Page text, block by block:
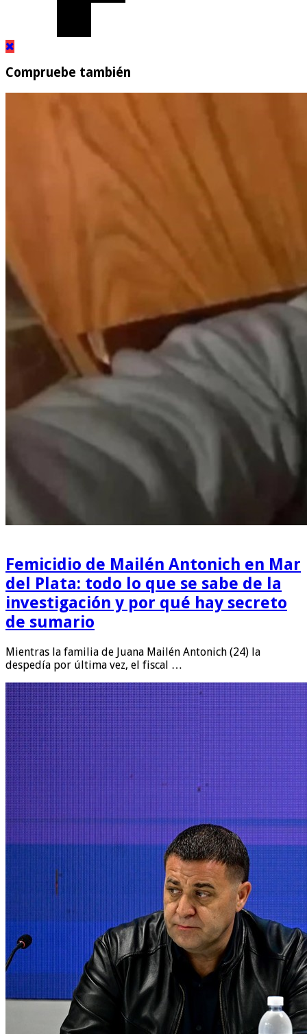
Compruebe también
Femicidio de Mailén Antonich en Mar
del Plata: todo lo que se sabe de la
investigación y por qué hay secreto
de sumario
Mientras la familia de Juana Mailén Antonich (24) la
despedía por última vez, el fiscal …